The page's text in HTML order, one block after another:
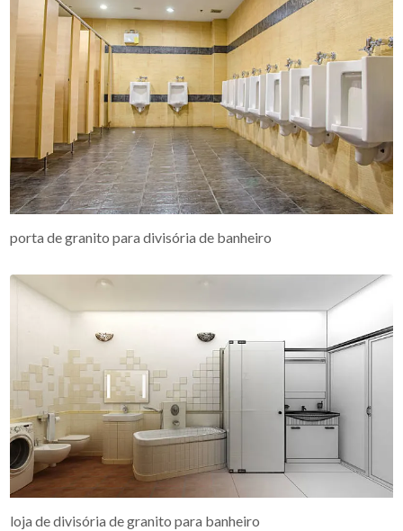
porta de granito para divisória de banheiro
loja de divisória de granito para banheiro